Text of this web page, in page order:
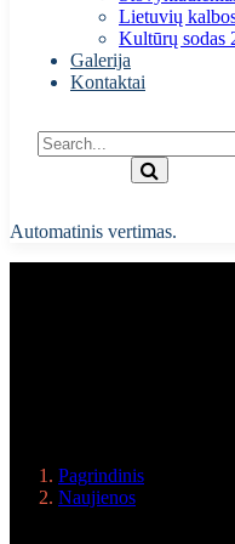
Lietuvių
Kultūrų sodas
Galerija
Kontaktai
Automatinis vertimas.
Pagrindinis
Naujienos